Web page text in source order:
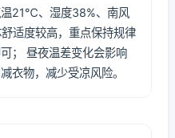
温21℃、湿度38%、南风
适度较高，重点保持规律
； 昼夜温差变化会影响
衣物，减少受凉风险。